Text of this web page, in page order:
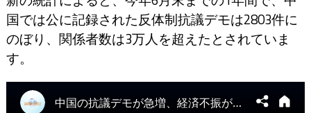
国では公に記録された反体制抗議デモは2803件に
のぼり、関係者数は3万人を超えたとされていま
す。